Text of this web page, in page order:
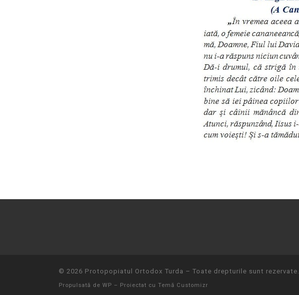
© 2026 Protopopiatul Ortodox Turda – Toate drepturile sunt rezervate.
Propulsată de WP – Proiectat cu Temă Customizr